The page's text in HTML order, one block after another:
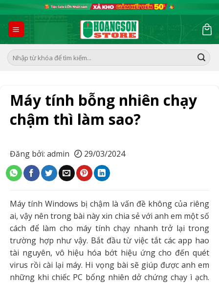
to
content
Tìm
kiếm:
Máy tính bỗng nhiên chạy
chậm thì làm sao?
Đăng bởi: admin 29/03/2024
Máy tính Windows bị chậm là vấn đề không của riêng
ai, vậy nên trong bài này xin chia sẻ với anh em một số
cách để làm cho máy tính chạy nhanh trở lại trong
trường hợp như vậy. Bắt đầu từ việc tắt các app hao
tài nguyên, vô hiệu hóa bớt hiệu ứng cho đến quét
virus rồi cài lại máy. Hi vọng bài sẽ giúp được anh em
những khi chiếc PC bổng nhiên dở chứng chạy ì ạch.